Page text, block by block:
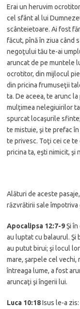
Erai un heruvim
cel sfânt al lui
scânteietoare. Ai fost
făcut, pînă în ziua când
negoţului tău te-ai
aruncat de pe muntele
ocrotitor, din mijlocul
din pricina frumuseţii
ta. De aceea, te arunc
mulţimea nelegiuirilor
spurcat locaşurile
te mistuie, şi te prefac
te privesc. Toţi cei ce
pricina ta, eşti nimicit, şi
Alături de aceste
răzvrătirii sale împotriva
Apocalipsa 12:7-9Şi
au luptat cu balaurul. Şi
au putut birui; şi locul
mare, şarpele cel vechi,
întreaga lume, a fost
aruncaţi şi îngerii lui.
Luca 10:18Isus le-a